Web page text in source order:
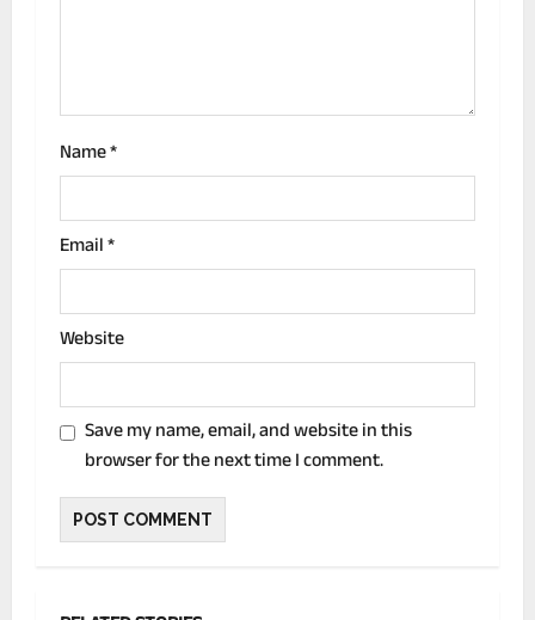
Name*
Email*
Website
Save my name, email, and website in this
browser for the next time I comment.